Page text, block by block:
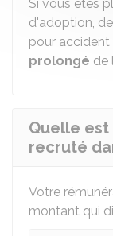
Si vous êtes
d'adoption,
pour
prolongé de
Quelle
recruté
Votre
montant qui